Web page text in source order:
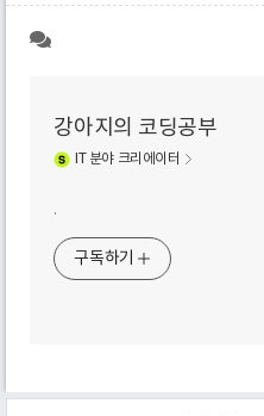
강아지의 코딩공부
IT분야 크리에이터
.
구독하기